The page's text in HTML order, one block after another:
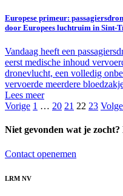
Europese primeur:
door Europees luchtruim in Sint-
Vandaag heeft een
eerst medische inhoud
dronevlucht, een volledig
vervoerde meerdere
Lees meer
Vorige 1 … 20 21 22 23
Niet gevonden wat je
Contact openemen
LRM NV